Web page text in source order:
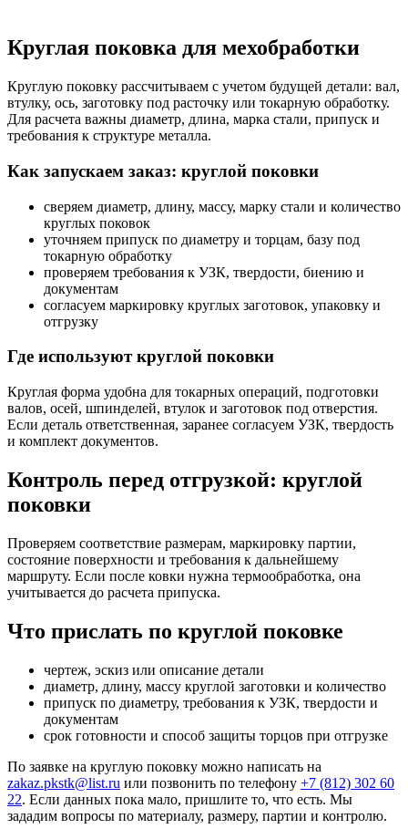
Круглая поковка для мехобработки
Круглую поковку рассчитываем с учетом будущей детали: вал,
втулку, ось, заготовку под расточку или токарную обработку.
Для расчета важны диаметр, длина, марка стали, припуск и
требования к структуре металла.
Как запускаем заказ: круглой поковки
сверяем диаметр, длину, массу, марку стали и количество
круглых поковок
уточняем припуск по диаметру и торцам, базу под
токарную обработку
проверяем требования к УЗК, твердости, биению и
документам
согласуем маркировку круглых заготовок, упаковку и
отгрузку
Где используют круглой поковки
Круглая форма удобна для токарных операций, подготовки
валов, осей, шпинделей, втулок и заготовок под отверстия.
Если деталь ответственная, заранее согласуем УЗК, твердость
и комплект документов.
Контроль перед отгрузкой: круглой
поковки
Проверяем соответствие размерам, маркировку партии,
состояние поверхности и требования к дальнейшему
маршруту. Если после ковки нужна термообработка, она
учитывается до расчета припуска.
Что прислать по круглой поковке
чертеж, эскиз или описание детали
диаметр, длину, массу круглой заготовки и количество
припуск по диаметру, требования к УЗК, твердости и
документам
срок готовности и способ защиты торцов при отгрузке
По заявке на круглую поковку можно написать на
zakaz.pkstk@list.ru или позвонить по телефону +7 (812) 302 60
22. Если данных пока мало, пришлите то, что есть. Мы
зададим вопросы по материалу, размеру, партии и контролю.